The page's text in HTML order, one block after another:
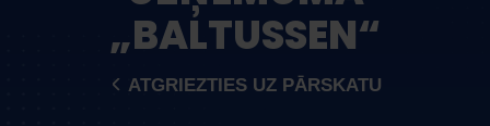
„BALTUSSEN“
ATGRIEZTIES UZ PĀRSKATU